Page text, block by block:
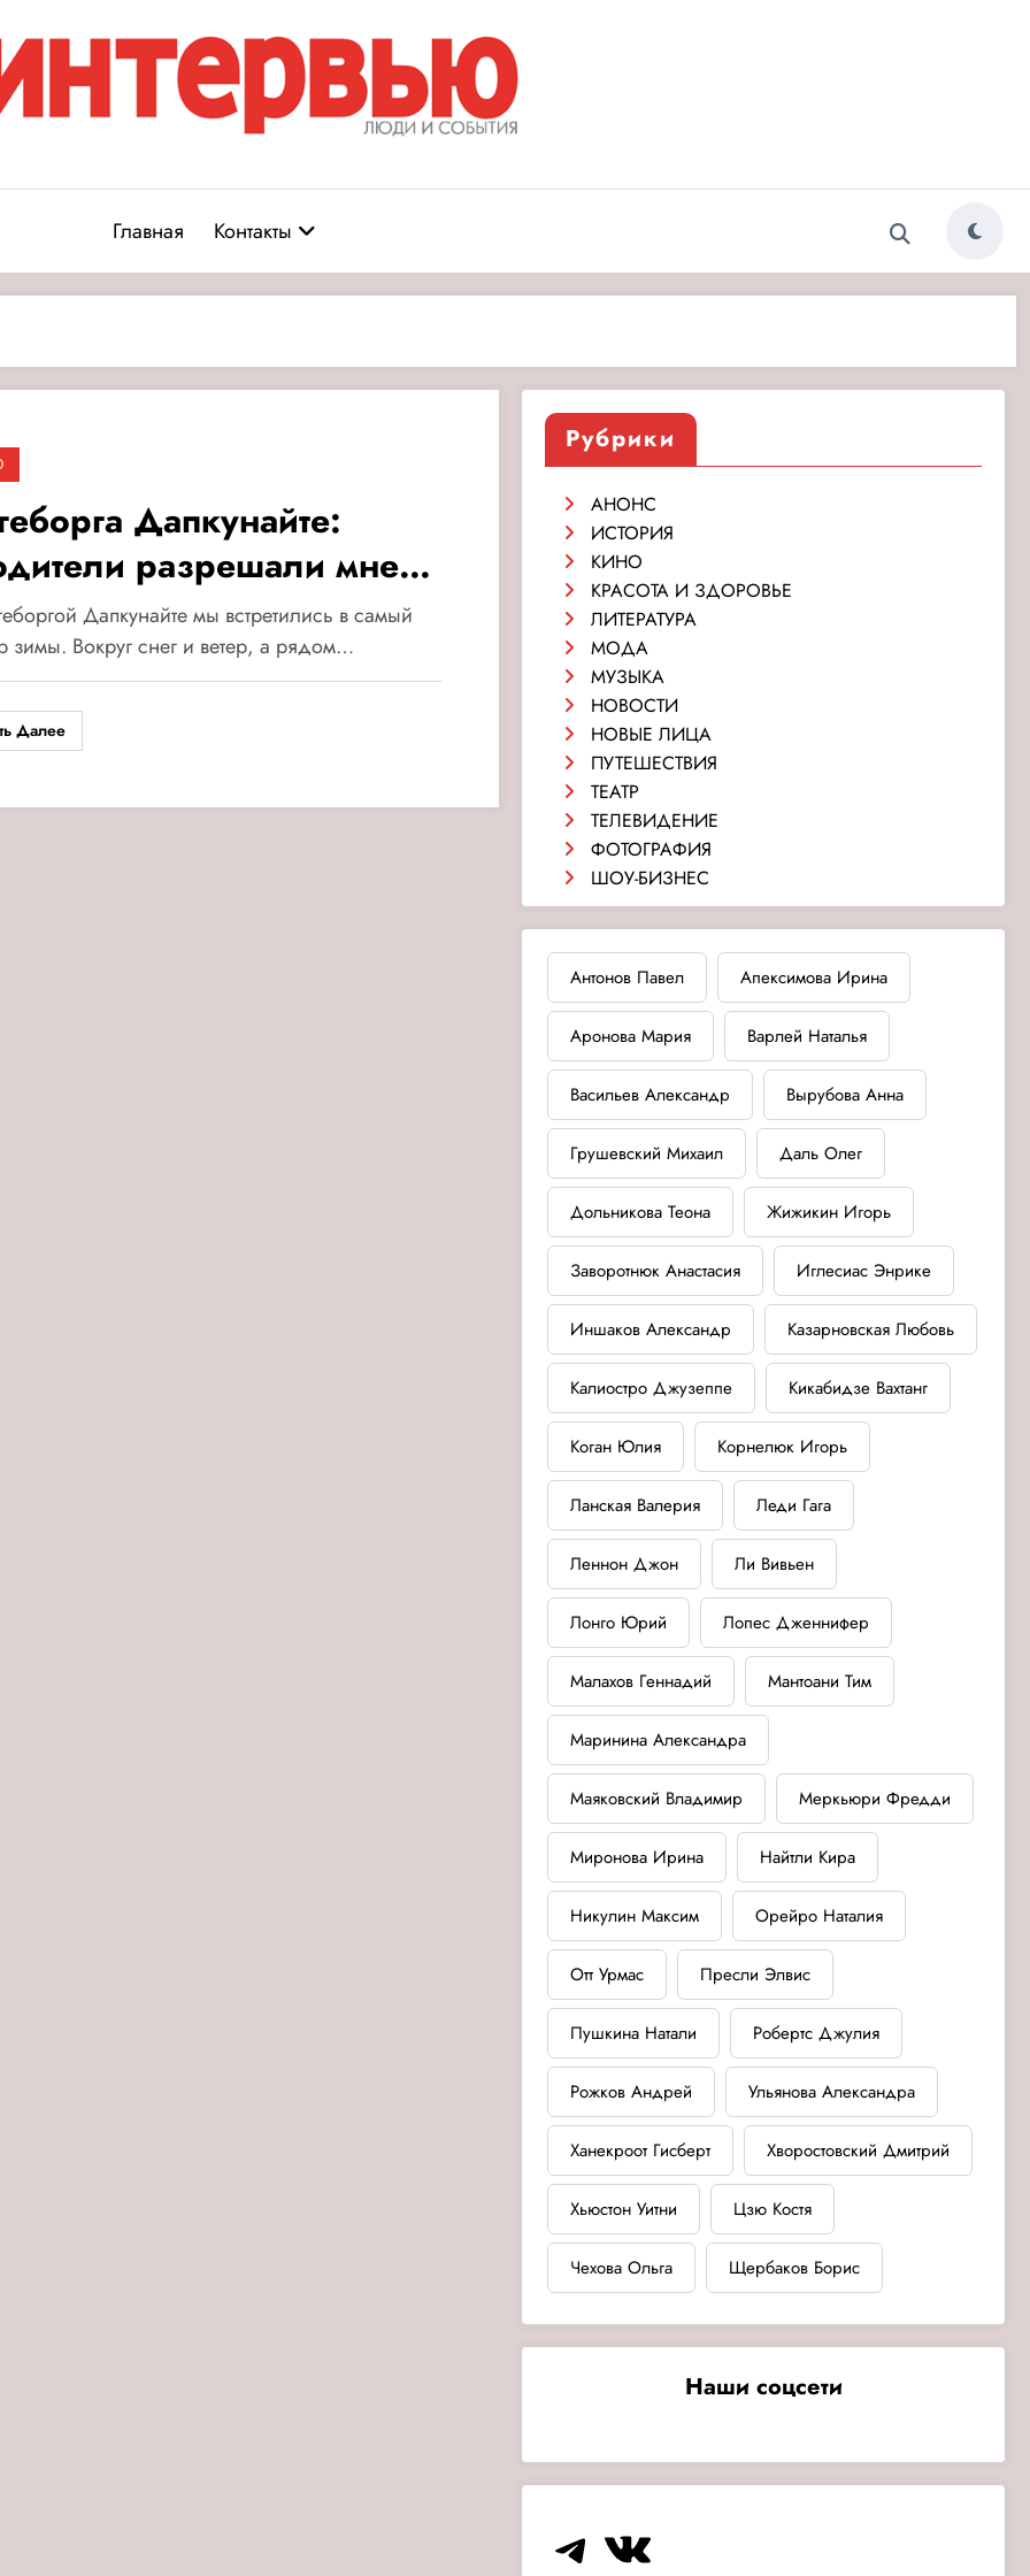
«Интервью: Люди и события»
Главная
Контакты
Дапкунайте:
разрешали мне
Дапкунайте мы встретились в самый
зимы. Вокруг снег и ветер, а рядом…
Далее
Рубрики
АНОНС
ИСТОРИЯ
КИНО
КРАСОТА И ЗДОРОВЬЕ
ЛИТЕРАТУРА
МОДА
МУЗЫКА
НОВОСТИ
НОВЫЕ ЛИЦА
ПУТЕШЕСТВИЯ
ТЕАТР
ТЕЛЕВИДЕНИЕ
ФОТОГРАФИЯ
ШОУ-БИЗНЕС
Антонов Павел Апексимова Ирина
Аронова Мария Варлей Наталья
Васильев Александр Вырубова Анна
Грушевский Михаил Даль Олег
Дольникова Теона Жижикин Игорь
Заворотнюк Анастасия Иглесиас Энрике
Иншаков Александр Казарновская Любовь
Калиостро Джузеппе Кикабидзе Вахтанг
Коган Юлия Корнелюк Игорь
Ланская Валерия Леди Гага
Леннон Джон Ли Вивьен
Лонго Юрий Лопес Дженнифер
Малахов Геннадий Мантоани Тим
Маринина Александра
Маяковский Владимир Меркьюри Фредди
Миронова Ирина Найтли Кира
Никулин Максим Орейро Наталия
Отт Урмас Пресли Элвис
Пушкина Натали Робертс Джулия
Рожков Андрей Ульянова Александра
Ханекроот Гисберт Хворостовский Дмитрий
Хьюстон Уитни Цзю Костя
Чехова Ольга Щербаков Борис
Наши соцсети
Telegram
VK